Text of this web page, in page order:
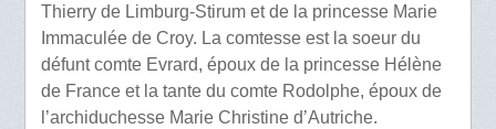
Thierry de Limburg-Stirum et de la princesse Marie
Immaculée de Croy. La comtesse est la soeur du
défunt comte Evrard, époux de la princesse Hélène
de France et la tante du comte Rodolphe, époux de
l’archiduchesse Marie Christine d’Autriche.